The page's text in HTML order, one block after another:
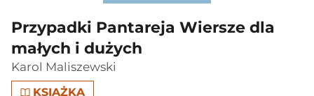
Przypadki Pantareja Wiersze dla
małych i dużych
Karol Maliszewski
KSIĄŻKA